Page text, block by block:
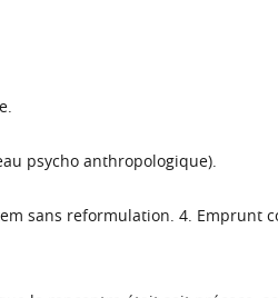
psycho anthropologique).
sans reformulation. 4. Emprunt